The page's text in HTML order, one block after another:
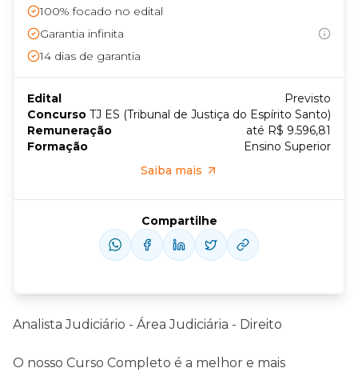
Analista Judiciário - Área Judiciária - Direito
O nosso Curso Completo é a melhor e mais
100% focado no edital
Garantia infinita
14 dias de garantia
Edital
Previsto
Concurso TJ ES (Tribunal de Justiça do Espírito Santo)
Remuneração
até R$ 9.596,81
Formação
Ensino Superior
Saiba mais
Compartilhe